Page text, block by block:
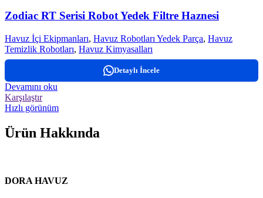
Zodiac RT Serisi Robot Yedek Filtre Haznesi
Havuz İçi Ekipmanları, Havuz Robotları Yedek Parça, Havuz
Temizlik Robotları, Havuz Kimyasalları
Detaylı İncele
Devamını oku
Karşılaştır
Hızlı görünüm
Ürün Hakkında
DORA HAVUZ